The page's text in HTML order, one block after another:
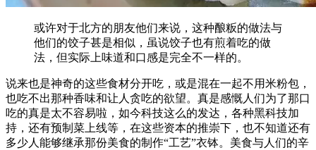
或许对于北方的朋友他们来说，这种酿粄的做法与
他们的饺子甚是相似，虽说饺子也有煎着吃的做
法，但实际上味道和口感是完全不一样的。
说来也是神奇的这些食材分开吃，或是混在一起不用米粉包，
也吃不出那种香味和让人贪吃的欲望。真是感慨人们为了那口
吃的真是太不容易啦，如今科技这么的发达，各种黑科技加
持，还有预制菜上线等，在这些资本的推崇下，也不知道还有
多少人能够继承那份美食的制作“工艺”衣钵。美食与人们的辛